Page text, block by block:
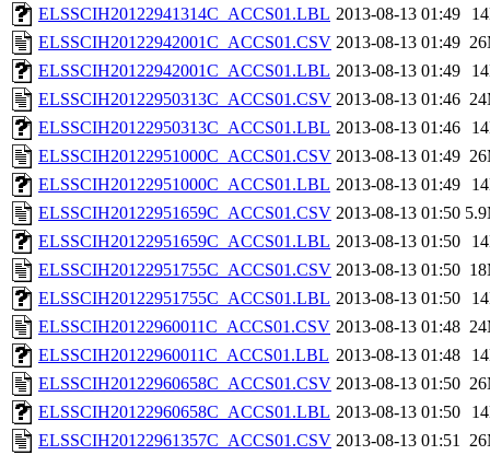
ELSSCIH20122941314C_ACCS01.LBL 2013-08-13 01:49
ELSSCIH20122942001C_ACCS01.CSV 2013-08-13 01:49
ELSSCIH20122942001C_ACCS01.LBL 2013-08-13 01:49
ELSSCIH20122950313C_ACCS01.CSV 2013-08-13 01:46
ELSSCIH20122950313C_ACCS01.LBL 2013-08-13 01:46
ELSSCIH20122951000C_ACCS01.CSV 2013-08-13 01:49
ELSSCIH20122951000C_ACCS01.LBL 2013-08-13 01:49
ELSSCIH20122951659C_ACCS01.CSV 2013-08-13 01:50
ELSSCIH20122951659C_ACCS01.LBL 2013-08-13 01:50
ELSSCIH20122951755C_ACCS01.CSV 2013-08-13 01:50
ELSSCIH20122951755C_ACCS01.LBL 2013-08-13 01:50
ELSSCIH20122960011C_ACCS01.CSV 2013-08-13 01:48
ELSSCIH20122960011C_ACCS01.LBL 2013-08-13 01:48
ELSSCIH20122960658C_ACCS01.CSV 2013-08-13 01:50
ELSSCIH20122960658C_ACCS01.LBL 2013-08-13 01:50
ELSSCIH20122961357C_ACCS01.CSV 2013-08-13 01:51